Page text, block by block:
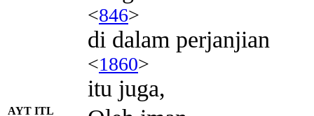
<846>
di dalam perjanjian
<1860>
itu juga,
AYT ITL